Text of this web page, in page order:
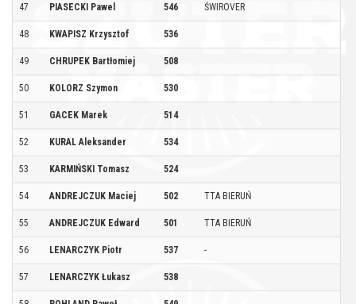
47 PIASECKI Pawel 546 ŚWIROVER
48 KWAPISZ Krzysztof 536
49 CHRUPEK Bartłomiej 508
50 KOLORZ Szymon 530
51 GACEK Marek 514
52 KURAL Aleksander 534
53 KARMIŃSKI Tomasz 524
54 ANDREJCZUK Maciej 502 TTA BIERUŃ
55 ANDREJCZUK Edward 501 TTA BIERUŃ
56 LENARCZYK Piotr 537 -
57 LENARCZYK Łukasz 538